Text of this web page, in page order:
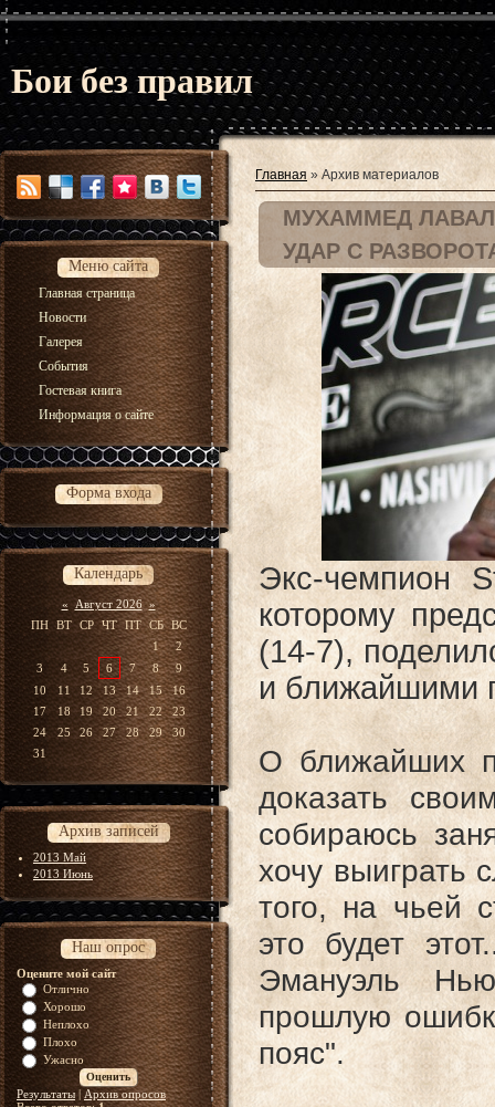
Бои без правил
Меню сайта
Главная страница
Новости
Галерея
События
Гостевая книга
Информация о сайте
Форма входа
Календарь
« Август 2026 »
ПН ВТ СР ЧТ ПТ СБ ВС
1
2
3
4 5 6 7 8
9
10
11 12 13 14 15
16
17
18 19 20 21 22
23
24
25 26 27 28 29
30
31
Архив записей
2013 Май
2013 Июнь
Наш опрос
Оцените мой сайт
Отлично
Хорошо
Неплохо
Плохо
Ужасно
Результаты| Архив опросов
Главная » Архив материалов
МУХАММЕД
УДАР С
Экс-чемпион
которому
(14-7),
и ближайшими
О ближайших
доказать
собираюсь
хочу выиграть
того, на чьей
это будет
Эмануэль
прошлую
пояс".